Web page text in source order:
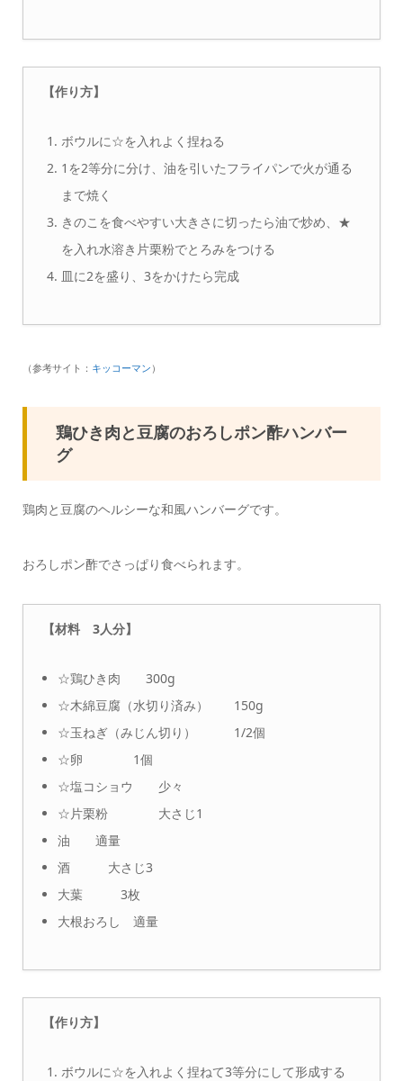
【作り方】
ボウルに☆を入れよく捏ねる
1を2等分に分け、油を引いたフライパンで火が通る
まで焼く
きのこを食べやすい大きさに切ったら油で炒め、★
を入れ水溶き片栗粉でとろみをつける
皿に2を盛り、3をかけたら完成
（参考サイト： キッコーマン ）
鶏ひき肉と豆腐のおろしポン酢ハンバー
グ
鶏肉と豆腐のヘルシーな和風ハンバーグです。
おろしポン酢でさっぱり食べられます。
【材料 3人分】
☆鶏ひき肉 300g
☆木綿豆腐（水切り済み） 150g
☆玉ねぎ（みじん切り） 1/2個
☆卵 1個
☆塩コショウ 少々
☆片栗粉 大さじ1
油 適量
酒 大さじ3
大葉 3枚
大根おろし 適量
【作り方】
ボウルに☆を入れよく捏ねて3等分にして形成する